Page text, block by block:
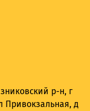
р-н, г
Привокзальная, д